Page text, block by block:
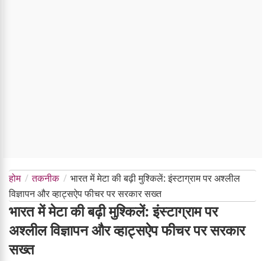
होम तकनीक
भारत में मेटा की बढ़ी मुश्किलें: इंस्टाग्राम पर अश्लील
विज्ञापन और व्हाट्सऐप फीचर पर सरकार सख्त
भारत में मेटा की बढ़ी मुश्किलें: इंस्टाग्राम पर
अश्लील विज्ञापन और व्हाट्सऐप फीचर पर सरकार
सख्त